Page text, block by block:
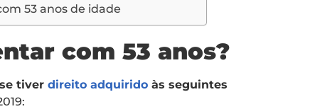
53 anos de idade
com 53 anos?
se tiver direito adquiridoàs seguintes